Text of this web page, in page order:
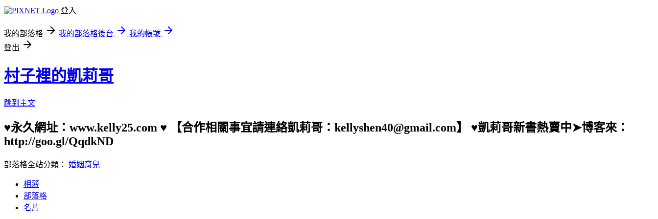
登入
我的部落格 我的部落格後台
我的帳號
登出
村子裡的凱莉哥
跳到主文
♥永久網址：www.kelly25.com ♥ 【合作相關事宜請連絡凱莉哥：kellyshen40@gmail.com】 ♥凱莉哥新書熱賣中➤博客來：
http://goo.gl/QqdkND
部落格全站分類： 婚姻育兒
相簿
部落格
名片